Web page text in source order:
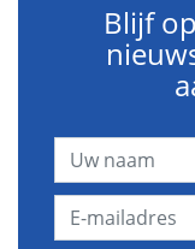
Blijf